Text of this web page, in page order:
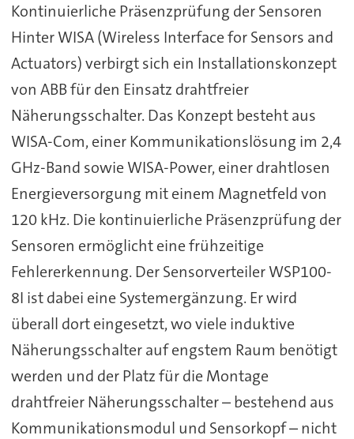
Kontinuierliche Präsenzprüfung der Sensoren
Hinter WISA (Wireless Interface for Sensors and
Actuators) verbirgt sich ein Installationskonzept
von ABB für den Einsatz drahtfreier
Näherungsschalter. Das Konzept besteht aus
WISA-Com, einer Kommunikationslösung im 2,4
GHz-Band sowie WISA-Power, einer drahtlosen
Energieversorgung mit einem Magnetfeld von
120 kHz. Die kontinuierliche Präsenzprüfung der
Sensoren ermöglicht eine frühzeitige
Fehlererkennung. Der Sensorverteiler WSP100-
8I ist dabei eine Systemergänzung. Er wird
überall dort eingesetzt, wo viele induktive
Näherungsschalter auf engstem Raum benötigt
werden und der Platz für die Montage
drahtfreier Näherungsschalter – bestehend aus
Kommunikationsmodul und Sensorkopf – nicht